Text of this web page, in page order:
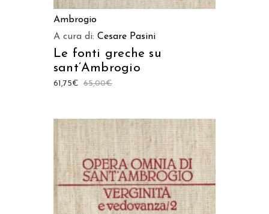
Ambrogio
A cura di: Cesare Pasini
Le fonti greche su
sant’Ambrogio
65,00€
61,75€